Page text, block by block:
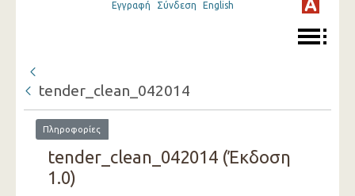
Εγγραφή Σύνδεση English
tender_clean_042014
Πληροφορίες
tender_clean_042014 (Έκδοση
1.0)